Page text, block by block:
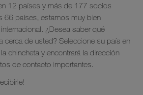
12 países y más de 177 socios
66 países, estamos muy bien
¿Desea saber qué
cerca de usted? Seleccione su país en
chincheta y encontrará la dirección
de contacto importantes.